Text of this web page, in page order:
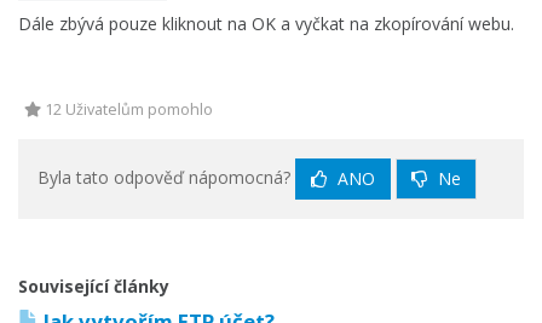
Dále zbývá pouze kliknout na OK a vyčkat na zkopírování webu.
12 Uživatelům pomohlo
Byla tato odpověď nápomocná? ANO Ne
Související články